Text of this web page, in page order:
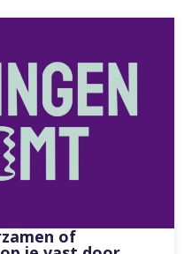
of